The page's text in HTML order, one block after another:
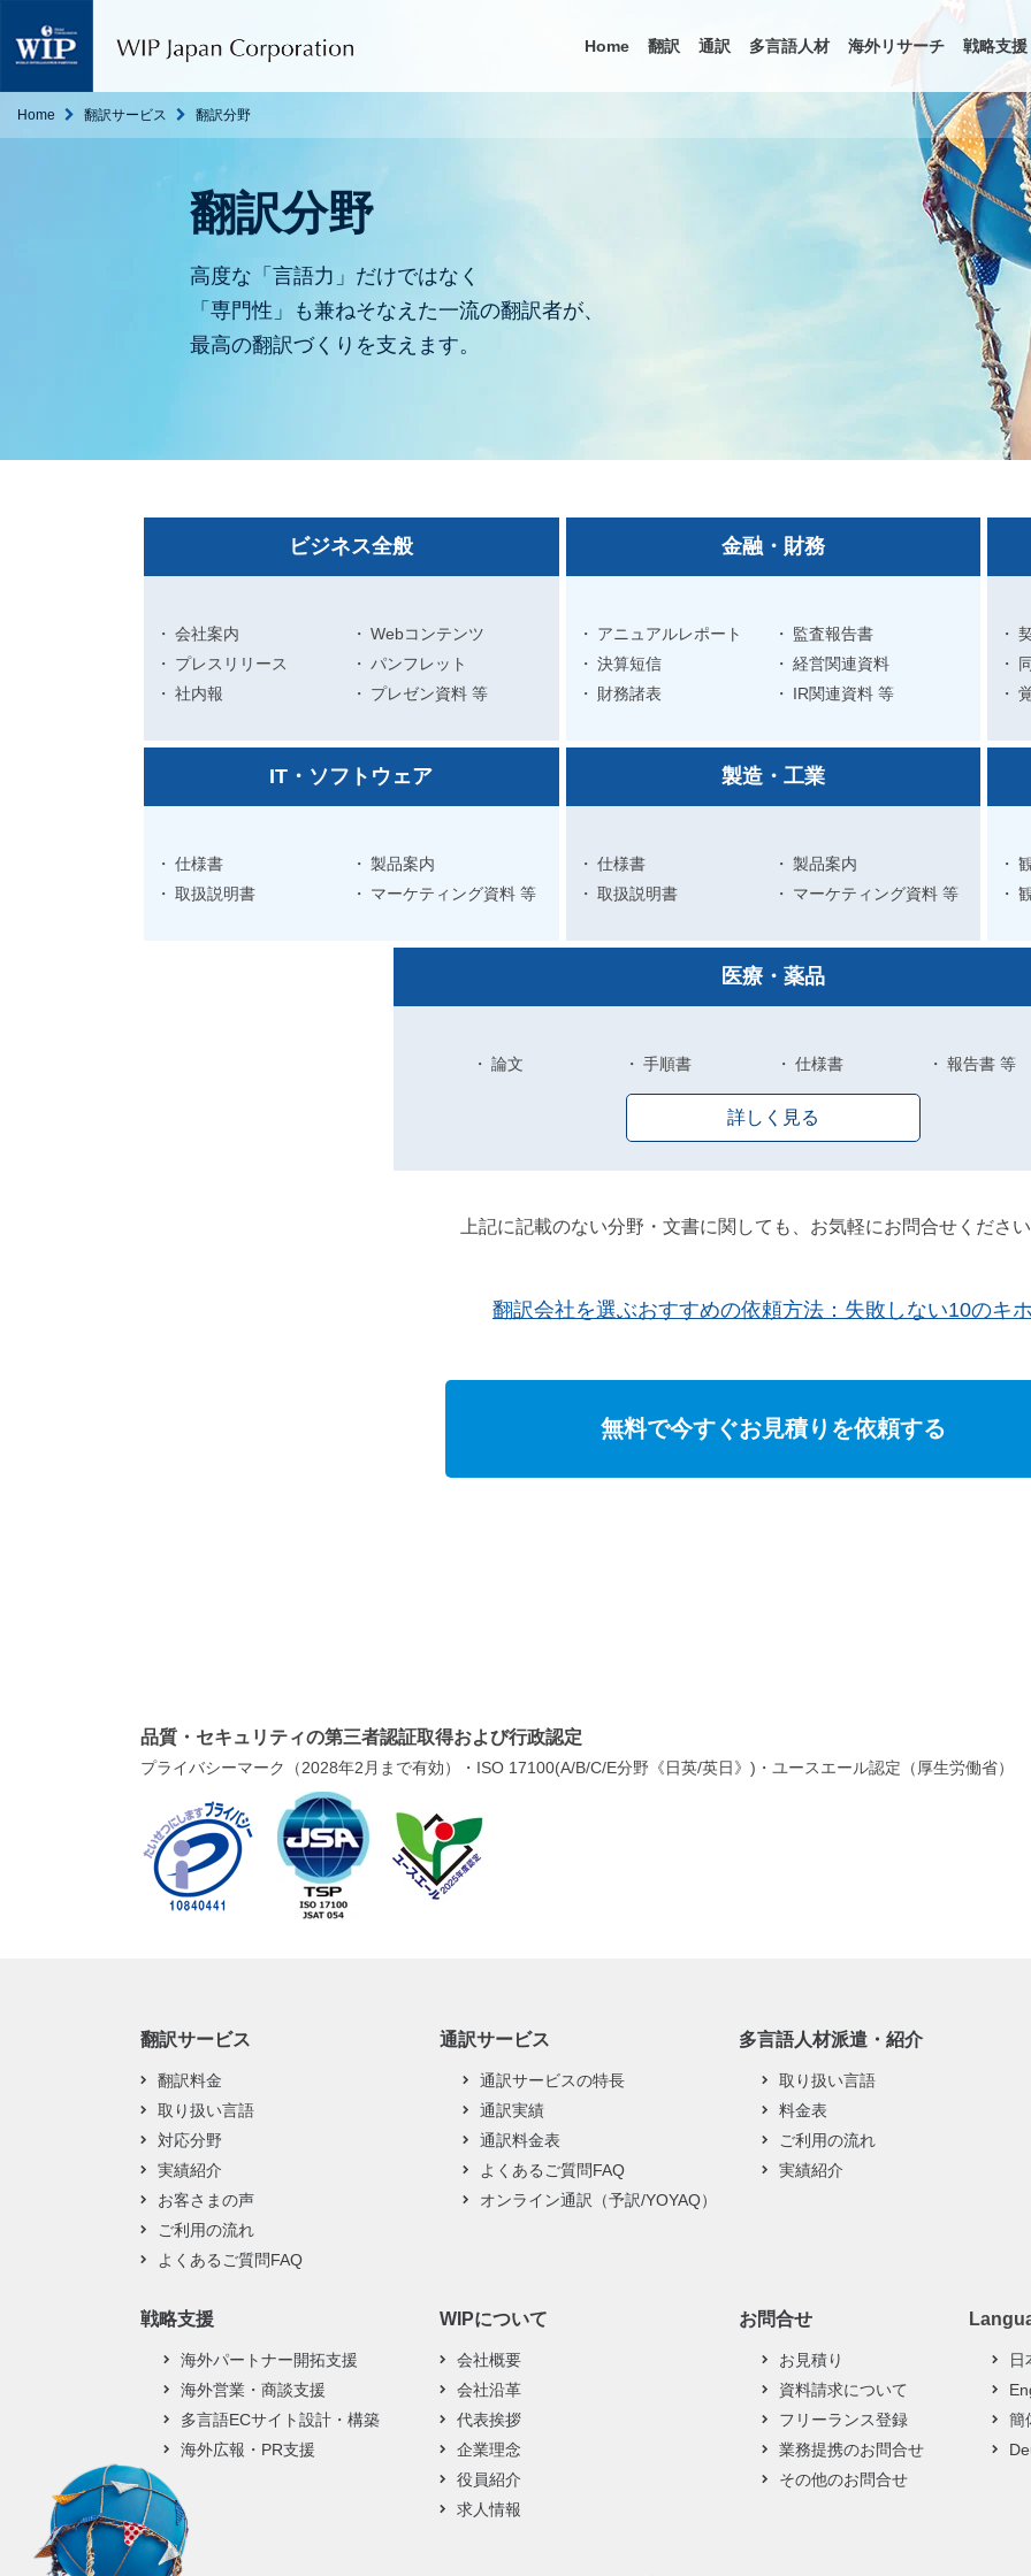
P
翻
訳
通
訳
・
海
派
遣
語
サ
1
3
Home 翻訳 通訳 多言語人材 海外リサーチ 戦略支援
Home 翻訳サービス 翻訳分野
翻訳分野
高度な「言語力」だけではなく
「専門性」も兼ねそなえた一流の翻訳者が、
最高の翻訳づくりを支えます。
ビジネス全般
会社案内
Webコンテンツ
プレスリリース
パンフレット
社内報
プレゼン資料 等
金融・財務
アニュアルレポート
監査報告書
決算短信
経営関連資料
財務諸表
IR関連資料 等
IT・ソフトウェア
仕様書
製品案内
取扱説明書
マーケティング資料 等
製造・工業
仕様書
製品案内
取扱説明書
マーケティング資料 等
医療・薬品
論文 手順書 仕様書 報告書 等
詳しく見る
上記に記載のない分野・文書に関しても、お気軽にお問合せください
翻訳会社を選ぶおすすめの依頼方法：失敗しない10のキ
無料で今すぐお見積りを依頼する
品質・セキュリティの第三者認証取得および行政認定
プライバシーマーク（2028年2月まで有効）・ISO 17100(A/B/C/E分野《日英/英日》)・ユースエール認定（厚生労働省）
翻訳サービス
翻訳料金
取り扱い言語
対応分野
実績紹介
お客さまの声
ご利用の流れ
よくあるご質問FAQ
通訳サービス
通訳サービスの特長
通訳実績
通訳料金表
よくあるご質問FAQ
オンライン通訳（予訳/YOYAQ）
多言語人材派遣・紹介
取り扱い言語
料金表
ご利用の流れ
実績紹介
戦略支援
海外パートナー開拓支援
海外営業・商談支援
多言語ECサイト設計・構築
海外広報・PR支援
WIPについて
会社概要
会社沿革
代表挨拶
企業理念
役員紹介
求人情報
お問合せ
お見積り
資料請求について
フリーランス登録
業務提携のお問合せ
その他のお問合せ
日
簡